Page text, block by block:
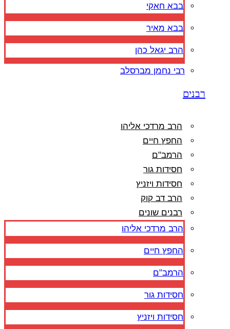
בבא חאקי
בבא מאיר
הרב יגאל כהן
רבי נחמן מברסלב
רבנים
הרב מרדכי אליהו
החפץ חיים
הרמב"ם
חסידות גור
חסידות ויזניץ
הרב דב קוק
רבנים שונים
הרב מרדכי אליהו
החפץ חיים
הרמב"ם
חסידות גור
חסידות ויזניץ